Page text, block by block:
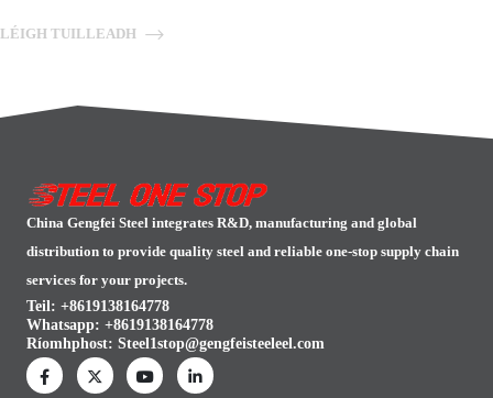
LÉIGH TUILLEADH
China Gengfei Steel integrates R&D, manufacturing and global
distribution to provide quality steel and reliable one-stop supply chain
services for your projects.
Teil: +8619138164778
Whatsapp: +8619138164778
Ríomhphost: Steel1stop@gengfeisteeleel.com